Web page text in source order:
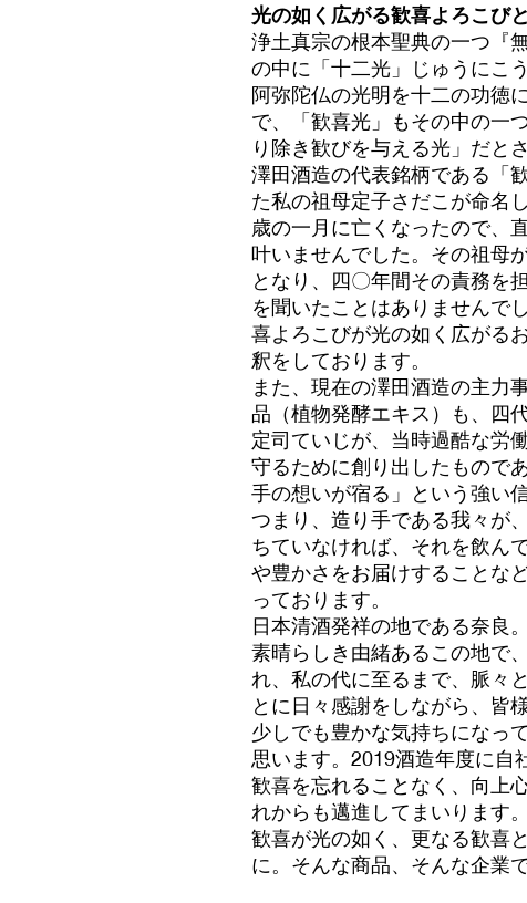
光の如く広がる歓喜よろこび
浄土真宗の根本聖典の一つ『
の中に「十二光」じゅうにこ
阿弥陀仏の光明を十二の功徳
で、「歓喜光」もその中の一
り除き歓びを与える光」だと
澤田酒造の代表銘柄である「
た私の祖母定子さだこが命名
歳の一月に亡くなったので、
叶いませんでした。その祖母
となり、四〇年間その責務を
を聞いたことはありませんで
喜よろこびが光の如く広がる
釈をしております。
また、現在の澤田酒造の主力
品（植物発酵エキス）も、四
定司ていじが、当時過酷な労
守るために創り出したもので
手の想いが宿る」という強い
つまり、造り手である我々が
ちていなければ、それを飲ん
や豊かさをお届けすることな
っております。
日本清酒発祥の地である奈良。
素晴らしき由緒あるこの地で
れ、私の代に至るまで、脈々
とに日々感謝をしながら、皆
少しでも豊かな気持ちになっ
思います。2019酒造年度に自
歓喜を忘れることなく、向上
れからも邁進してまいります。
歓喜が光の如く、更なる歓喜
に。そんな商品、そんな企業